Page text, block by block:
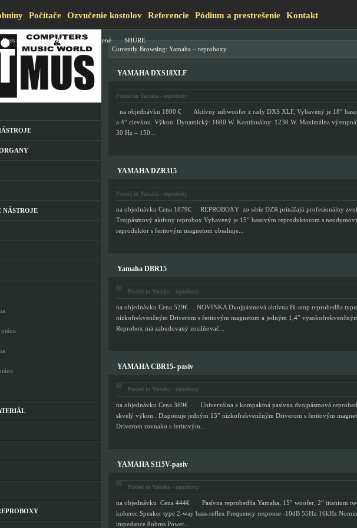
Počítače Ozvučenie kostolov Referencie Pódium a prestrešenie Kontakt
Boss & Roland JBL Nezaradené
SHURE
Currently Browsing: Yamaha – reproboxy
YAMAHA DXS18XLF
Posted in Yamaha - reproboxy
na objednávku 1800 € Aktívny subwoofer z rady DXS XLF, Vybavený je 18“
a 4“ cievkou. Výkon: Dynamický: 1600 W. Kontinuálny: 1230 W. Maximálna
30 Hz – 150...
YAMAHA DZR315
Posted in Yamaha - reproboxy
na objednávku Cena 1879€ REPROBOXY zo série DZR prinášajú profesionálny
Trojpásmový aktívny reprobox Vybavený je 15“ basovým reproduktorom s
reproduktor s feritovým magnetom obsahuje...
Yamaha DBR15
Posted in Yamaha - reproboxy
na objednávku Cena 529€ NOVINKA Dvojpásmová aktívna Bi-amp reprobedňa typu
nízkofrekvenčným Driverom s feritovým magnetom a jedným 1,4″
Reprobox má zabudovaný zosilňovač...
YAMAHA CBR15- pasiv
Posted in Yamaha - reproboxy
na objednávku Cena 369€ Univerzálna a kompaktná pasívna dvojpásmová
skvelý výkon . Disponuje jedným 15″ nízkofrekvenčným Driverom s feritovým
Driverom rovnako s feritovým...
YAMAHA S115V-pasiv
Posted in Yamaha - reproboxy
na objednávku Cena 444€ Pasívna reprobedňa Yamaha, 15″ woofer, 2″ titanium
koberec Speaker type 2-way bass-reflex Frequency response -10dB 55Hz-16kHz
impedance 8ohms Power...
NÁSTROJE